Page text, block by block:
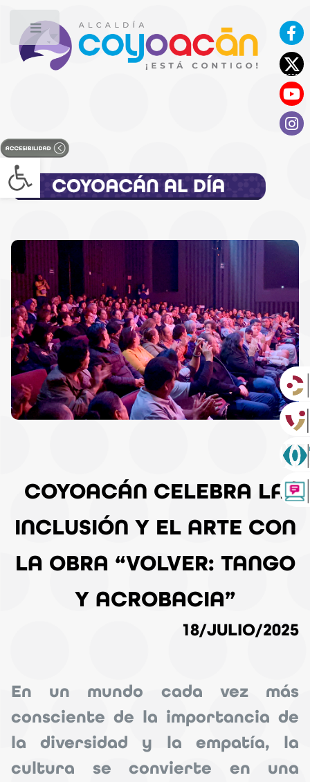
Open toolbar
COYOACÁN CELEBRA LA
INCLUSIÓN Y EL ARTE CON
LA OBRA “VOLVER: TANGO
Y ACROBACIA”
18/JULIO/2025
En un mundo cada vez más
consciente de la importancia de
la diversidad y la empatía, la
cultura se convierte en una
Toggle